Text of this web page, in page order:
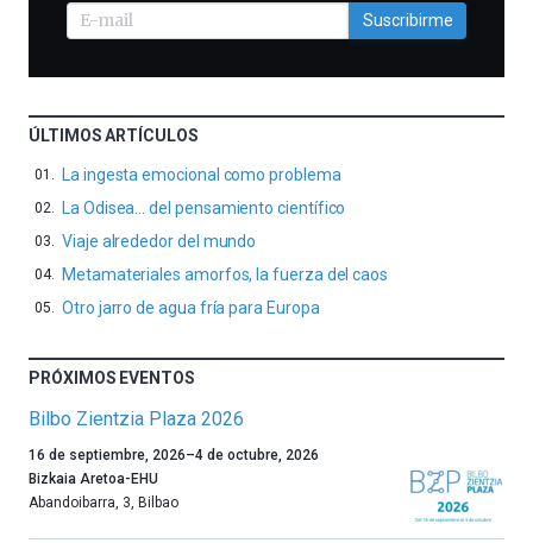
Suscribirme
ÚLTIMOS ARTÍCULOS
La ingesta emocional como problema
La Odisea… del pensamiento científico
Viaje alrededor del mundo
Metamateriales amorfos, la fuerza del caos
Otro jarro de agua fría para Europa
PRÓXIMOS EVENTOS
Bilbo Zientzia Plaza 2026
Un
año
más,
16 de septiembre, 2026–4 de octubre, 2026
Bizkaia Aretoa-EHU
Abandoibarra, 3, Bilbao